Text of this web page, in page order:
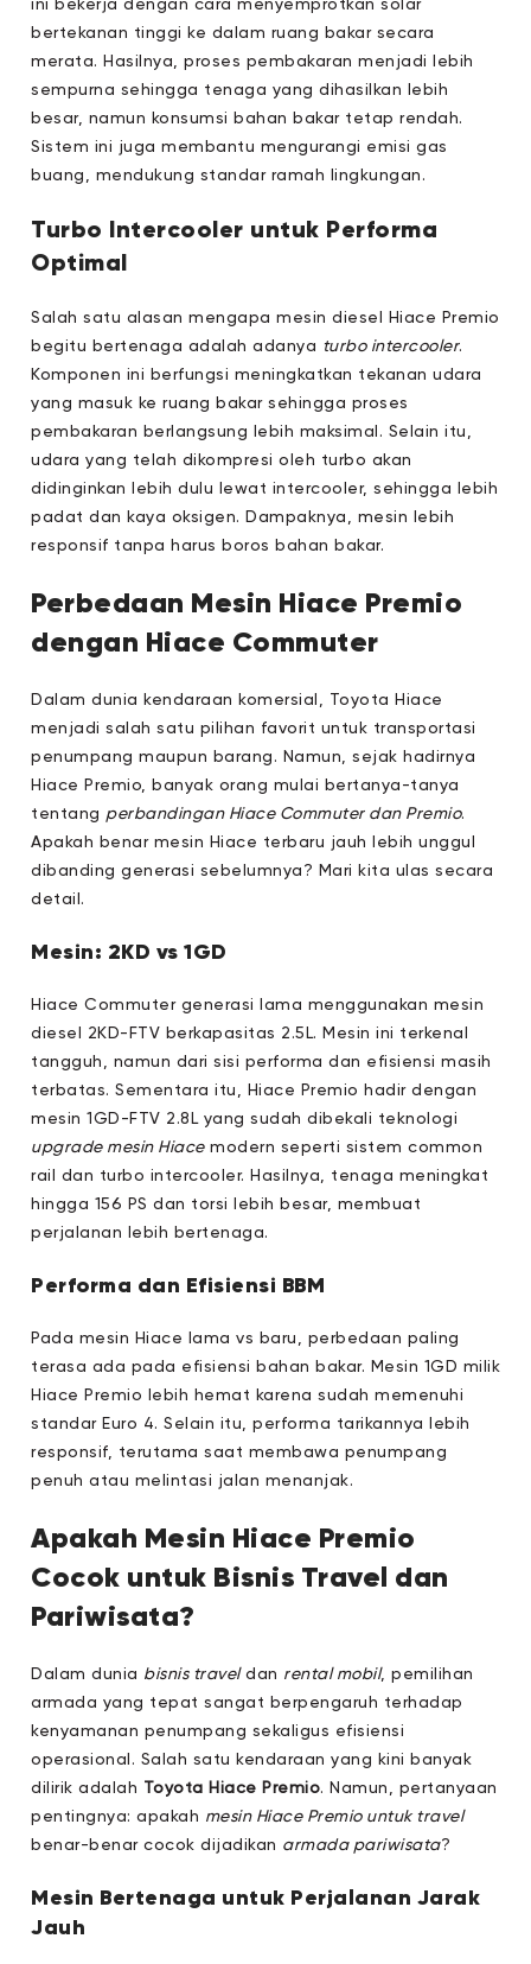
ini bekerja dengan cara menyemprotkan solar
bertekanan tinggi ke dalam ruang bakar secara
merata. Hasilnya, proses pembakaran menjadi lebih
sempurna sehingga tenaga yang dihasilkan lebih
besar, namun konsumsi bahan bakar tetap rendah.
Sistem ini juga membantu mengurangi emisi gas
buang, mendukung standar ramah lingkungan.
Turbo Intercooler untuk Performa
Optimal
Salah satu alasan mengapa mesin diesel Hiace Premio
begitu bertenaga adalah adanya turbo intercooler.
Komponen ini berfungsi meningkatkan tekanan udara
yang masuk ke ruang bakar sehingga proses
pembakaran berlangsung lebih maksimal. Selain itu,
udara yang telah dikompresi oleh turbo akan
didinginkan lebih dulu lewat intercooler, sehingga lebih
padat dan kaya oksigen. Dampaknya, mesin lebih
responsif tanpa harus boros bahan bakar.
Perbedaan Mesin Hiace Premio
dengan Hiace Commuter
Dalam dunia kendaraan komersial, Toyota Hiace
menjadi salah satu pilihan favorit untuk transportasi
penumpang maupun barang. Namun, sejak hadirnya
Hiace Premio, banyak orang mulai bertanya-tanya
tentang perbandingan Hiace Commuter dan Premio.
Apakah benar mesin Hiace terbaru jauh lebih unggul
dibanding generasi sebelumnya? Mari kita ulas secara
detail.
Mesin: 2KD vs 1GD
Hiace Commuter generasi lama menggunakan mesin
diesel 2KD-FTV berkapasitas 2.5L. Mesin ini terkenal
tangguh, namun dari sisi performa dan efisiensi masih
terbatas. Sementara itu, Hiace Premio hadir dengan
mesin 1GD-FTV 2.8L yang sudah dibekali teknologi
upgrade mesin Hiacemodern seperti sistem common
rail dan turbo intercooler. Hasilnya, tenaga meningkat
hingga 156 PS dan torsi lebih besar, membuat
perjalanan lebih bertenaga.
Performa dan Efisiensi BBM
Pada mesin Hiace lama vs baru, perbedaan paling
terasa ada pada efisiensi bahan bakar. Mesin 1GD milik
Hiace Premio lebih hemat karena sudah memenuhi
standar Euro 4. Selain itu, performa tarikannya lebih
responsif, terutama saat membawa penumpang
penuh atau melintasi jalan menanjak.
Apakah Mesin Hiace Premio
Cocok untuk Bisnis Travel dan
Pariwisata?
Dalam dunia bisnis traveldan rental mobil, pemilihan
armada yang tepat sangat berpengaruh terhadap
kenyamanan penumpang sekaligus efisiensi
operasional. Salah satu kendaraan yang kini banyak
dilirik adalah Toyota Hiace Premio. Namun, pertanyaan
pentingnya: apakah mesin Hiace Premio untuk travel
benar-benar cocok dijadikan armada pariwisata?
Mesin Bertenaga untuk Perjalanan Jarak
Jauh